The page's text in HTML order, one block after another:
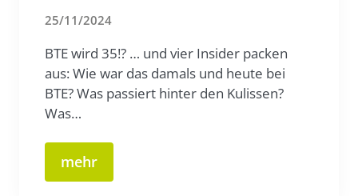
25/11/2024
BTE wird 35!? … und vier Insider packen
aus: Wie war das damals und heute bei
BTE? Was passiert hinter den Kulissen?
Was…
mehr